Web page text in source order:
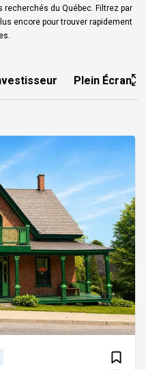
du Québec. Filtrez par
encore pour trouver rapidement
Plein Écran